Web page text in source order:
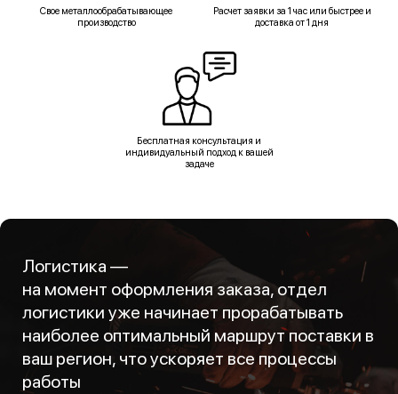
Свое металлообрабатывающее
производство
Расчет заявки за 1 час или быстрее и
доставка от 1 дня
Бесплатная консультация и
индивидуальный подход к вашей
задаче
Логистика —
на момент оформления заказа, отдел
логистики уже начинает прорабатывать
наиболее оптимальный маршрут поставки в
ваш регион, что ускоряет все процессы
работы